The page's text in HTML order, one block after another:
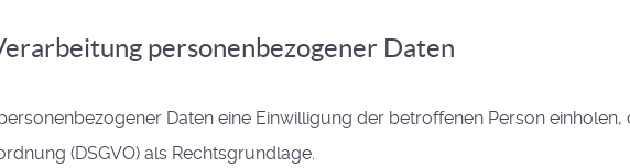
personenbezogener Daten
Daten eine Einwilligung der betroffenen Person einholen,
(DSGVO) als Rechtsgrundlage.